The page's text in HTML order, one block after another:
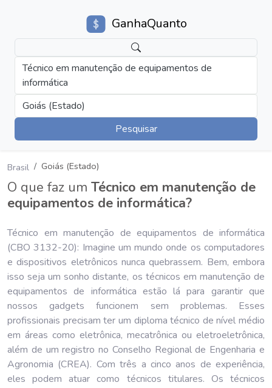
GanhaQuanto
Técnico em manutenção de equipamentos de
informática
Goiás (Estado)
Pesquisar
Brasil Goiás (Estado)
O que faz um Técnico em manutenção de
equipamentos de informática?
Técnico em manutenção de equipamentos de informática
(CBO 3132-20): Imagine um mundo onde os computadores
e dispositivos eletrônicos nunca quebrassem. Bem, embora
isso seja um sonho distante, os técnicos em manutenção de
equipamentos de informática estão lá para garantir que
nossos gadgets funcionem sem problemas. Esses
profissionais precisam ter um diploma técnico de nível médio
em áreas como eletrônica, mecatrônica ou eletroeletrônica,
além de um registro no Conselho Regional de Engenharia e
Agronomia (CREA). Com três a cinco anos de experiência,
eles podem atuar como técnicos titulares. Os técnicos